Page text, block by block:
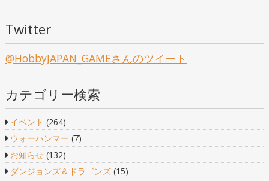
Twitter
@HobbyJAPAN_GAMEさんのツイート
カテゴリー検索
イベント (264)
ウォーハンマー (7)
お知らせ(132)
ダンジョンズ＆ドラゴンズ(15)